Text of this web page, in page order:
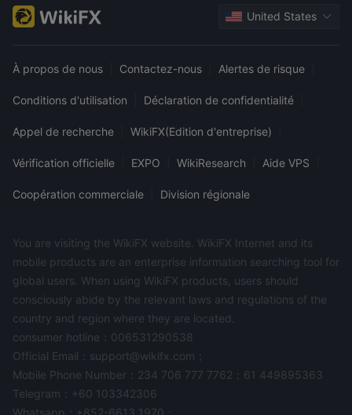
United States
À propos de nous Contactez-nous Alertes de risque
Conditions d'utilisation Déclaration de confidentialité
Appel de recherche WikiFX(Edition d'entreprise)
Vérification officielle EXPO WikiResearch Aide VPS
Coopération commerciale Division régionale
You are visiting the WikiFX website. WikiFX Internet and its
mobile products are an enterprise information searching tool for
global users. When using WikiFX products, users should
consciously abide by the relevant laws and regulations of the
country and region where they are located.
consumer hotline：006531290538
Official Email：support@wikifx.com；
Mobile Phone Number：234 706 777 7762；61 449895363
Telegram：+60 103342306
Whatsapp：+852-6613 1970；